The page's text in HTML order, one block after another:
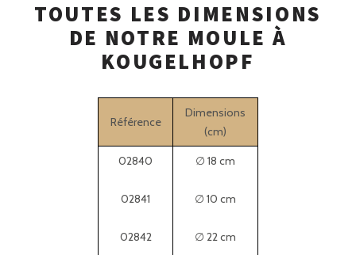
TOUTES LES DIMENSIONS
DE NOTRE MOULE À
KOUGELHOPF
Référence
Dimensions
(cm)
02840
02841
02842
∅ 18 cm
∅ 10 cm
∅ 22 cm